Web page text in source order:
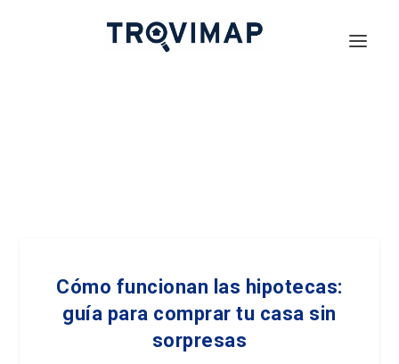
Cómo funcionan las hipotecas:
guía para comprar tu casa sin
sorpresas